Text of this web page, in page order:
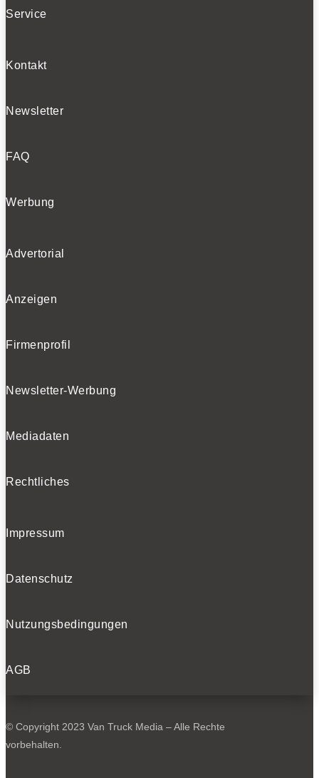
Service
Kontakt
Newsletter
FAQ
Werbung
Advertorial
Anzeigen
Firmenprofil
Newsletter-Werbung
Mediadaten
Rechtliches
Impressum
Datenschutz
Nutzungsbedingungen
AGB
© Copyright 2023 Van Truck Media – Alle Rechte
vorbehalten.